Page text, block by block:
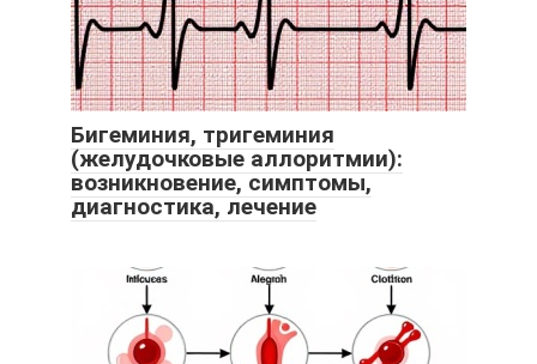
Бигеминия, тригеминия
(желудочковые аллоритмии):
возникновение, симптомы,
диагностика, лечение